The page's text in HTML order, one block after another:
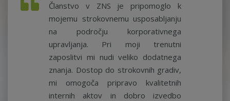
Članstvo v ZNS je pripomoglo k
mojemu strokovnemu usposabljanju
na področju korporativnega
upravljanja. Pri moji trenutni
zaposlitvi mi nudi veliko dodatnega
znanja. Dostop do strokovnih gradiv,
mi omogoča pripravo kvalitetnih
internih aktov in dobro izvedbo